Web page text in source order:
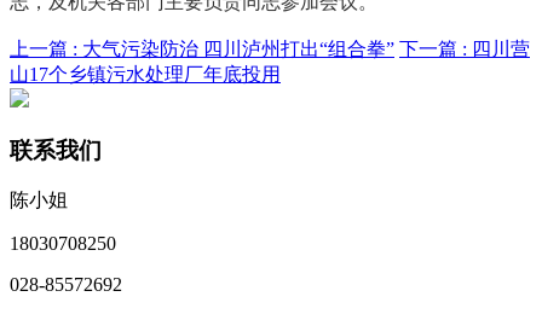
上一篇 : 大气污染防治 四川泸州打出“组合拳” 下一篇 : 四川营
山17个乡镇污水处理厂年底投用
联系我们
陈小姐
18030708250
028-85572692